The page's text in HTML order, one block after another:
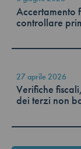
Accertamento
controllare
27 aprile 2026
Verifiche
dei terzi non